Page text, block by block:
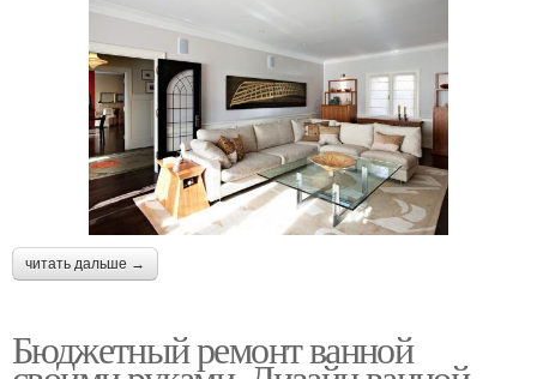
читать дальше →
Бюджетный ремонт ванной